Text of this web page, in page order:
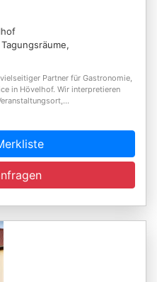
Partner für Gastronomie,
in Hövelhof. Wir interpretieren